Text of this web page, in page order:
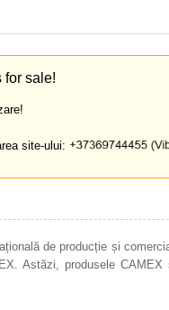
for sale!
site-ului:
de producție și
Astăzi, produsele